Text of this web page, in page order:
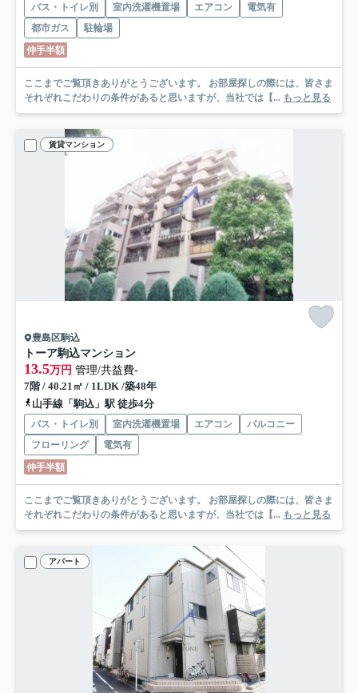
バス・トイレ別 室内洗濯機置場 エアコン
電気有
都市ガス
駐輪場
仲手半額
ここまでご覧頂きありがとうございます。 お部屋探しの際には、皆さま
それぞれこだわりの条件があると思いますが、当社では【... もっと見る
賃貸マンション
豊島区駒込
トーア駒込マンション
13.5万円 管理/共益費-
7階 / 40.21㎡ / 1LDK /築48年
山手線「駒込」駅 徒歩4分
バス・トイレ別 室内洗濯機置場 エアコン
バルコニー
フローリング
電気有
仲手半額
ここまでご覧頂きありがとうございます。 お部屋探しの際には、皆さま
それぞれこだわりの条件があると思いますが、当社では【... もっと見る
アパート